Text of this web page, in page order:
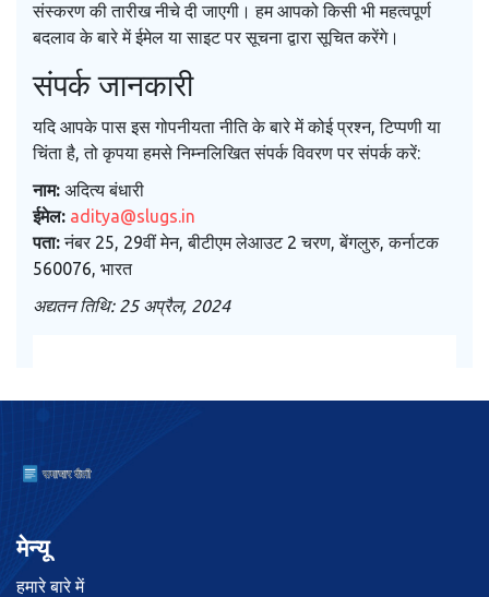
संस्करण की तारीख नीचे दी जाएगी। हम आपको किसी भी महत्वपूर्ण
बदलाव के बारे में ईमेल या साइट पर सूचना द्वारा सूचित करेंगे।
संपर्क जानकारी
यदि आपके पास इस गोपनीयता नीति के बारे में कोई प्रश्न, टिप्पणी या
चिंता है, तो कृपया हमसे निम्नलिखित संपर्क विवरण पर संपर्क करें:
नाम: अदित्य बंधारी
ईमेल: aditya@slugs.in
पता:नंबर 25, 29वीं मेन, बीटीएम लेआउट 2 चरण, बेंगलुरु, कर्नाटक
560076, भारत
अद्यतन तिथि: 25 अप्रैल, 2024
मेन्यू
हमारे बारे में